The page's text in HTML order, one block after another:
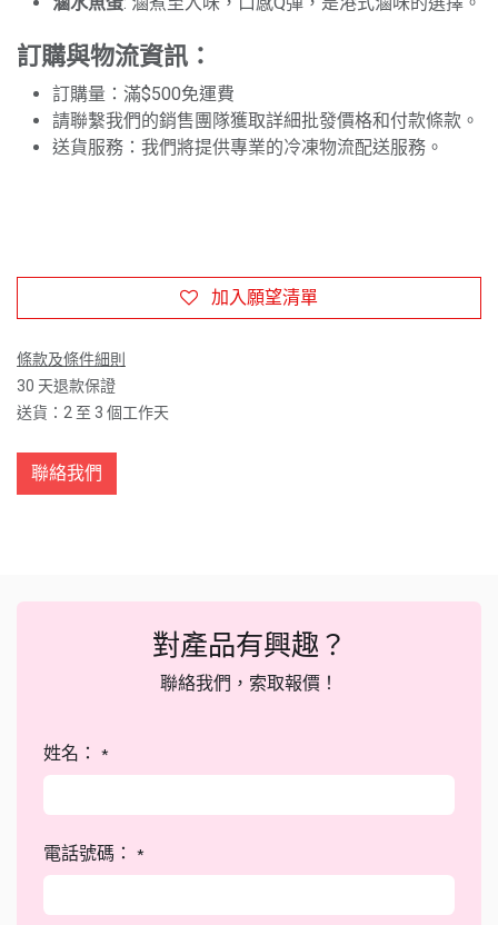
訂購與物流資訊：
訂購量：滿$500免運費
請聯繫我們的銷售團隊獲取詳細批發價格和付款條款。
送貨服務：我們將提供專業的冷凍物流配送服務。
加入願望清單
條款及條件細則
30 天退款保證
送貨：2 至 3 個工作天
聯絡我們
對產品有興趣？
聯絡我們，索取報價！
姓名： *
電話號碼： *